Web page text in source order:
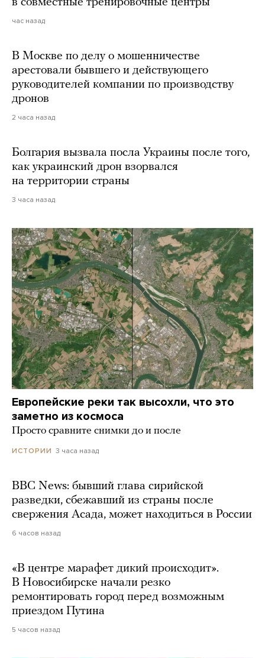
в совместные тренировочные центры
час назад
В Москве по делу о мошенничестве
арестовали бывшего и действующего
руководителей компании по производству
дронов
2 часа назад
Болгария вызвала посла Украины после того,
как украинский дрон взорвался
на территории страны
3 часа назад
Европейские реки так высохли, что это
заметно из космоса
Просто сравните снимки до и после
ИСТОРИИ 3 часа назад
BBC News: бывший глава сирийской
разведки, сбежавший из страны после
свержения Асада, может находиться в России
6 часов назад
«В центре марафет дикий происходит».
В Новосибирске начали резко
ремонтировать город перед возможным
приездом Путина
5 часов назад